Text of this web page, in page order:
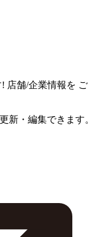
! 店舗/企業情報を ご
新・編集できます。